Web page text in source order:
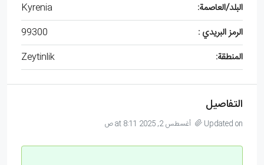
البلد/العاصمة:
Kyrenia
الرمز البريدي :
99300
المنطقة:
Zeytinlik
التفاصيل
Updated on أغسطس 2, 2025 at 8:11 ص